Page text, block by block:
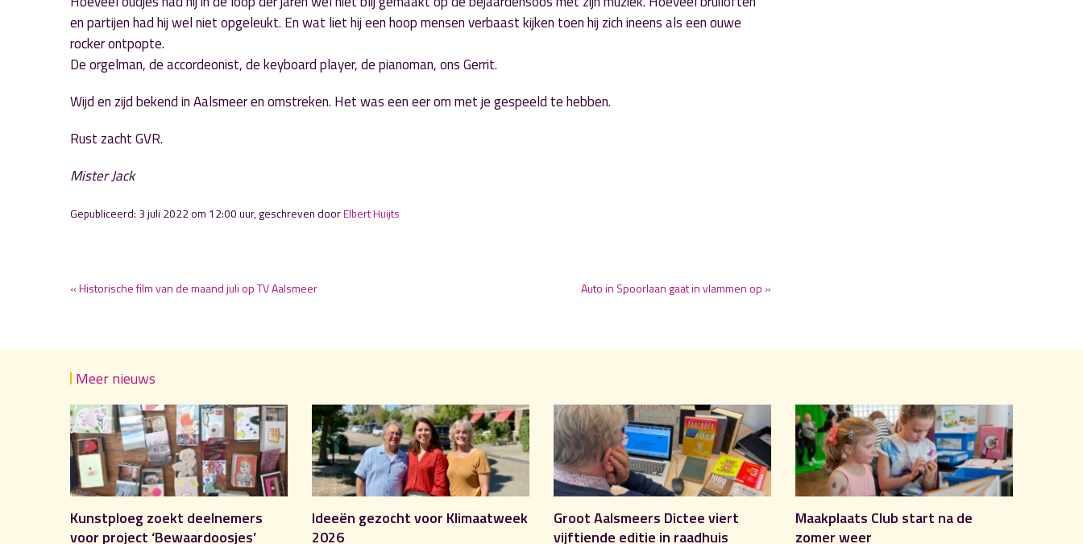
en partijen had hij wel niet opgeleukt. En wat liet hij een hoop mensen verbaast kijken toen hij zich ineens als een ouwe
rocker ontpopte.
De orgelman, de accordeonist, de keyboard player, de pianoman, ons Gerrit.
Wijd en zijd bekend in Aalsmeer en omstreken. Het was een eer om met je gespeeld te hebben.
Rust zacht GVR.
Mister Jack
Gepubliceerd: 3 juli 2022 om 12:00 uur, geschreven doorElbert Huijts
« Historische film van de maand juli op TV Aalsmeer Auto in Spoorlaan gaat in vlammen op »
Meer nieuws
Kunstploeg zoekt deelnemers
voor project ‘Bewaardoosjes’
Ideeën gezocht voor Klimaatweek
2026
Groot Aalsmeers Dictee viert
vijftiende editie in raadhuis
Maakplaats Club start na de
zomer weer